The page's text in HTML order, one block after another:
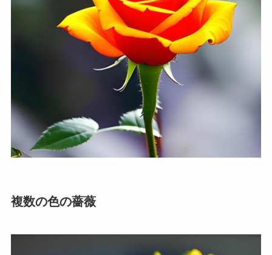
複数の色の薔薇